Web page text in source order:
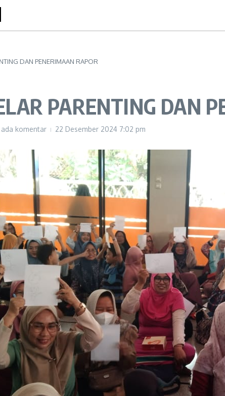
DAN PENERIMAAN RAPOR
PARENTING DAN
ada komentar 22 Desember 2024 7:02 pm